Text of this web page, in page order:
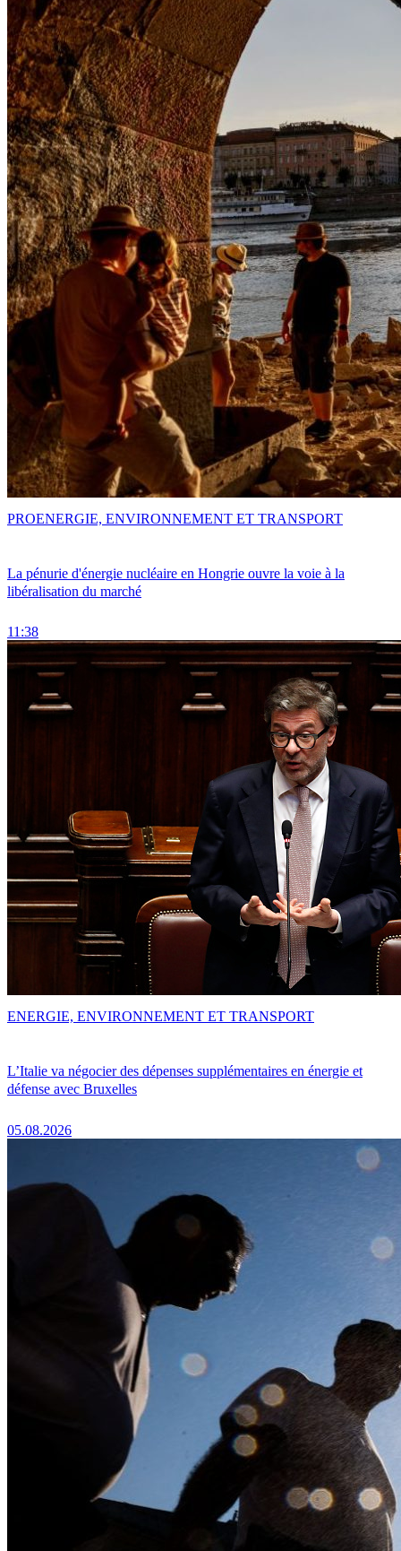
La pénurie d'énergie nucléaire en Hongrie ouvre la voie à la
libéralisation du marché
11:38
PROENERGIE, ENVIRONNEMENT ET TRANSPORT
L’Italie va négocier des dépenses supplémentaires en énergie et
défense avec Bruxelles
05.08.2026
ENERGIE, ENVIRONNEMENT ET TRANSPORT